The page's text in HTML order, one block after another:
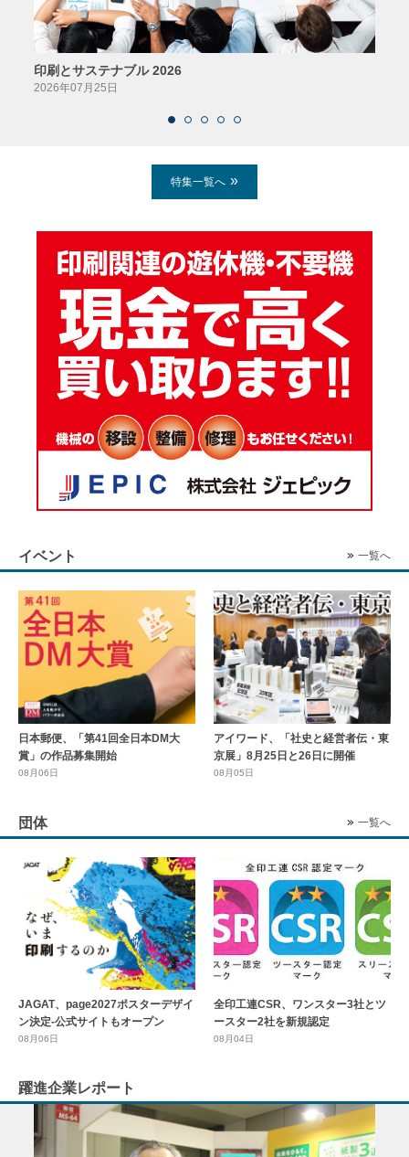
印刷とサステナブル 2026
2026年07月25日
特集一覧へ
イベント 一覧へ
日本郵便、「第41回全日本DM大
賞」の作品募集開始
08月06日
アイワード、「社史と経営者伝・東
京展」8月25日と26日に開催
08月05日
団体 一覧へ
JAGAT、page2027ポスターデザイ
ン決定-公式サイトもオープン
08月06日
全印工連CSR、ワンスター3社とツ
ースター2社を新規認定
08月04日
躍進企業レポート